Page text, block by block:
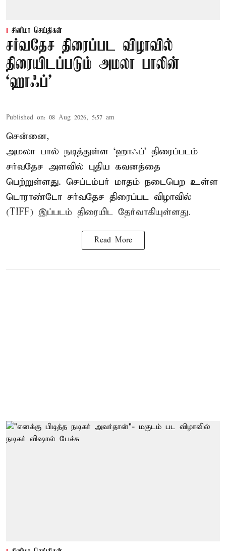
சினிமா செய்திகள்
சர்வதேச திரைப்பட விழாவில்
திரையிடப்படும் அமலா பாலின்
‘ஹாஃப்’
Published on: 08 Aug 2026, 5:57 am
சென்னை,
அமலா பால் நடித்துள்ள ‘ஹாஃப்’ திரைப்படம்
சர்வதேச அளவில் புதிய கவனத்தை
பெற்றுள்ளது. செப்டம்பர் மாதம் நடைபெற உள்ள
டொராண்டோ சர்வதேச திரைப்பட விழாவில்
(TIFF) இப்படம் திரையிட தேர்வாகியுள்ளது.
Read More